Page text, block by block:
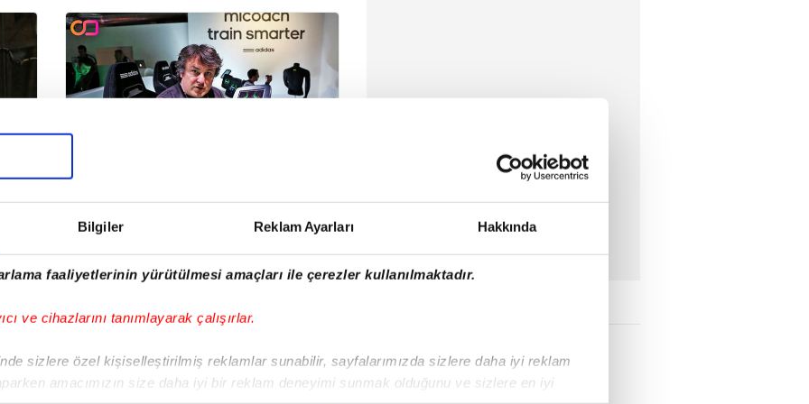
Bilgiler Reklam Ayarları Hakkında
faaliyetlerinin yürütülmesi amaçları ile çerezler kullanılmaktadır.
ve cihazlarını tanımlayarak çalışırlar.
sizlere özel kişiselleştirilmiş reklamlar sunabilir, sayfalarımızda sizlere daha iyi reklam
amacımızın size daha iyi bir reklam deneyimi sunmak olduğunu ve sizlere en iyi
16 Şubat 2015 | 14:31